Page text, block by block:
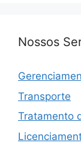
Nossos
Transporte
Tratamento